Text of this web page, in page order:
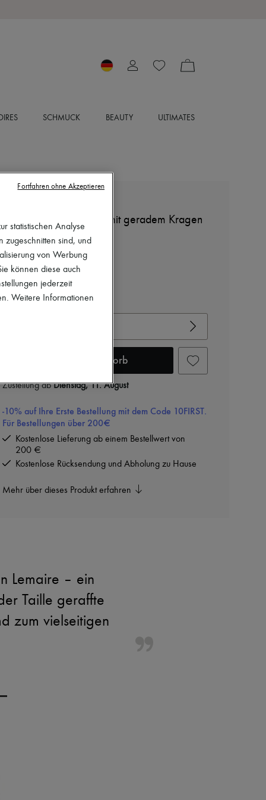
SCHMUCK BEAUTY ULTIMATES
Verschlungenes Hemd mit geradem Kragen
690 €
Farbe :oat milk
Gröβentabelle ansehen
In den Warenkorb
Zustellung abDienstag, 11. August
-10% auf Ihre Erste Bestellung mit dem Code 10FIRST.
Für Bestellungen über 200€
Kostenlose Lieferung ab einem Bestellwert von
200 €
Kostenlose Rücksendung und Abholung zu Hause
Mehr über dieses Produkt erfahren
Lemaire – ein
Taille geraffte
zum vielseitigen
statistischen Analyse
zugeschnitten sind, und
von Werbung
können diese auch
jederzeit
Weitere Informationen
Fortfahren ohne Akzeptieren